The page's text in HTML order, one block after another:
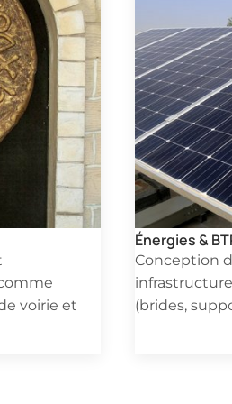
voirie et
Énergies &
Conception
(brides,